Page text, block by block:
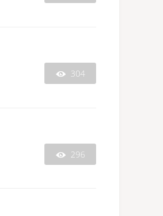
 304
 296